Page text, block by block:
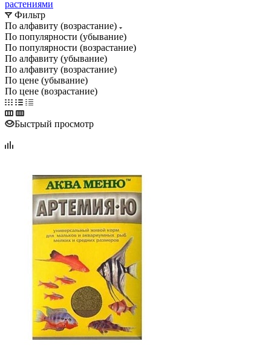
растениями
Фильтр
По алфавиту (возрастание)
По популярности (убывание)
По популярности (возрастание)
По алфавиту (убывание)
По алфавиту (возрастание)
По цене (убывание)
По цене (возрастание)
Быстрый просмотр